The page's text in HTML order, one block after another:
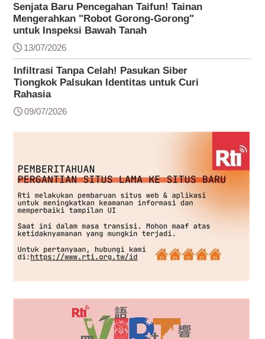
Senjata Baru Pencegahan Taifun! Tainan
Mengerahkan "Robot Gorong-Gorong"
untuk Inspeksi Bawah Tanah
13/07/2026
Infiltrasi Tanpa Celah! Pasukan Siber
Tiongkok Palsukan Identitas untuk Curi
Rahasia
09/07/2026